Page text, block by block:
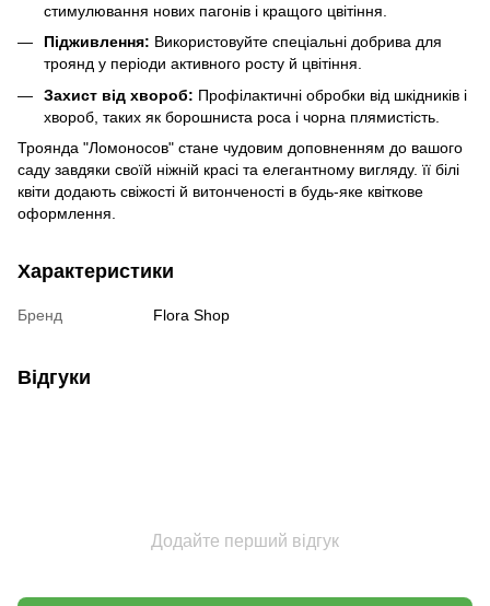
стимулювання нових пагонів і кращого цвітіння.
Підживлення: Використовуйте спеціальні добрива для
троянд у періоди активного росту й цвітіння.
Захист від хвороб: Профілактичні обробки від шкідників і
хвороб, таких як борошниста роса і чорна плямистість.
Троянда "Ломоносов" стане чудовим доповненням до вашого
саду завдяки своїй ніжній красі та елегантному вигляду. її білі
квіти додають свіжості й витонченості в будь-яке квіткове
оформлення.
Характеристики
Бренд Flora Shop
Відгуки
Додайте перший відгук